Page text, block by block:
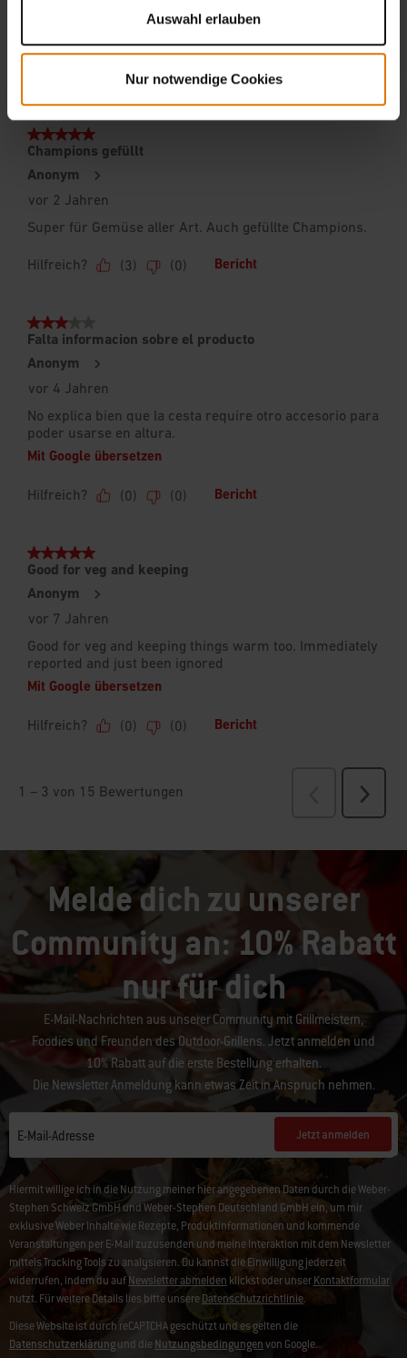
Auswahl erlauben
Nur notwendige Cookies
Melde dich zu unserer
Community an: 10% Rabatt
nur für dich
E-Mail-Nachrichten aus unserer Community mit Grillmeistern,
Foodies und Freunden des Outdoor-Grillens. Jetzt anmelden und
10% Rabatt auf die erste Bestellung erhalten.
Die Newsletter Anmeldung kann etwas Zeit in Anspruch nehmen.
E-Mail-Adresse Jetzt anmelden
Hiermit willige ich in die Nutzung meiner hier angegebenen Daten durch die Weber-
Stephen Schweiz GmbH und Weber-Stephen Deutschland GmbH ein, um mir
exklusive Weber Inhalte wie Rezepte, Produktinformationen und kommende
Veranstaltungen per E-Mail zuzusenden und meine Interaktion mit dem Newsletter
mittels Tracking Tools zu analysieren. Du kannst die Einwilligung jederzeit
widerrufen, indem du aufNewsletter abmelden klickst oder unserKontaktformular
nutzt. Für weitere Details lies bitte unsereDatenschutzrichtlinie.
Diese Website ist durch reCAPTCHA geschützt und es gelten die
Datenschutzerklärungund dieNutzungsbedingungenvon Google.